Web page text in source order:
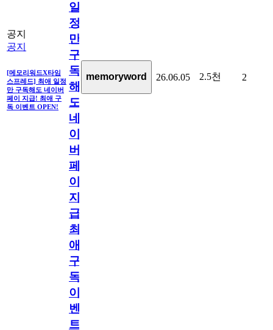
공지
공지
[메모리워드X타임
스프레드] 최애 일정
만 구독해도 네이버
페이 지급! 최애 구
독 이벤트 OPEN!
일
정
만
구
독
해
도
네
이
버
페
이
지
급!
최
애
구
독
이
벤
트
memoryword 26.06.05 2.5천 2